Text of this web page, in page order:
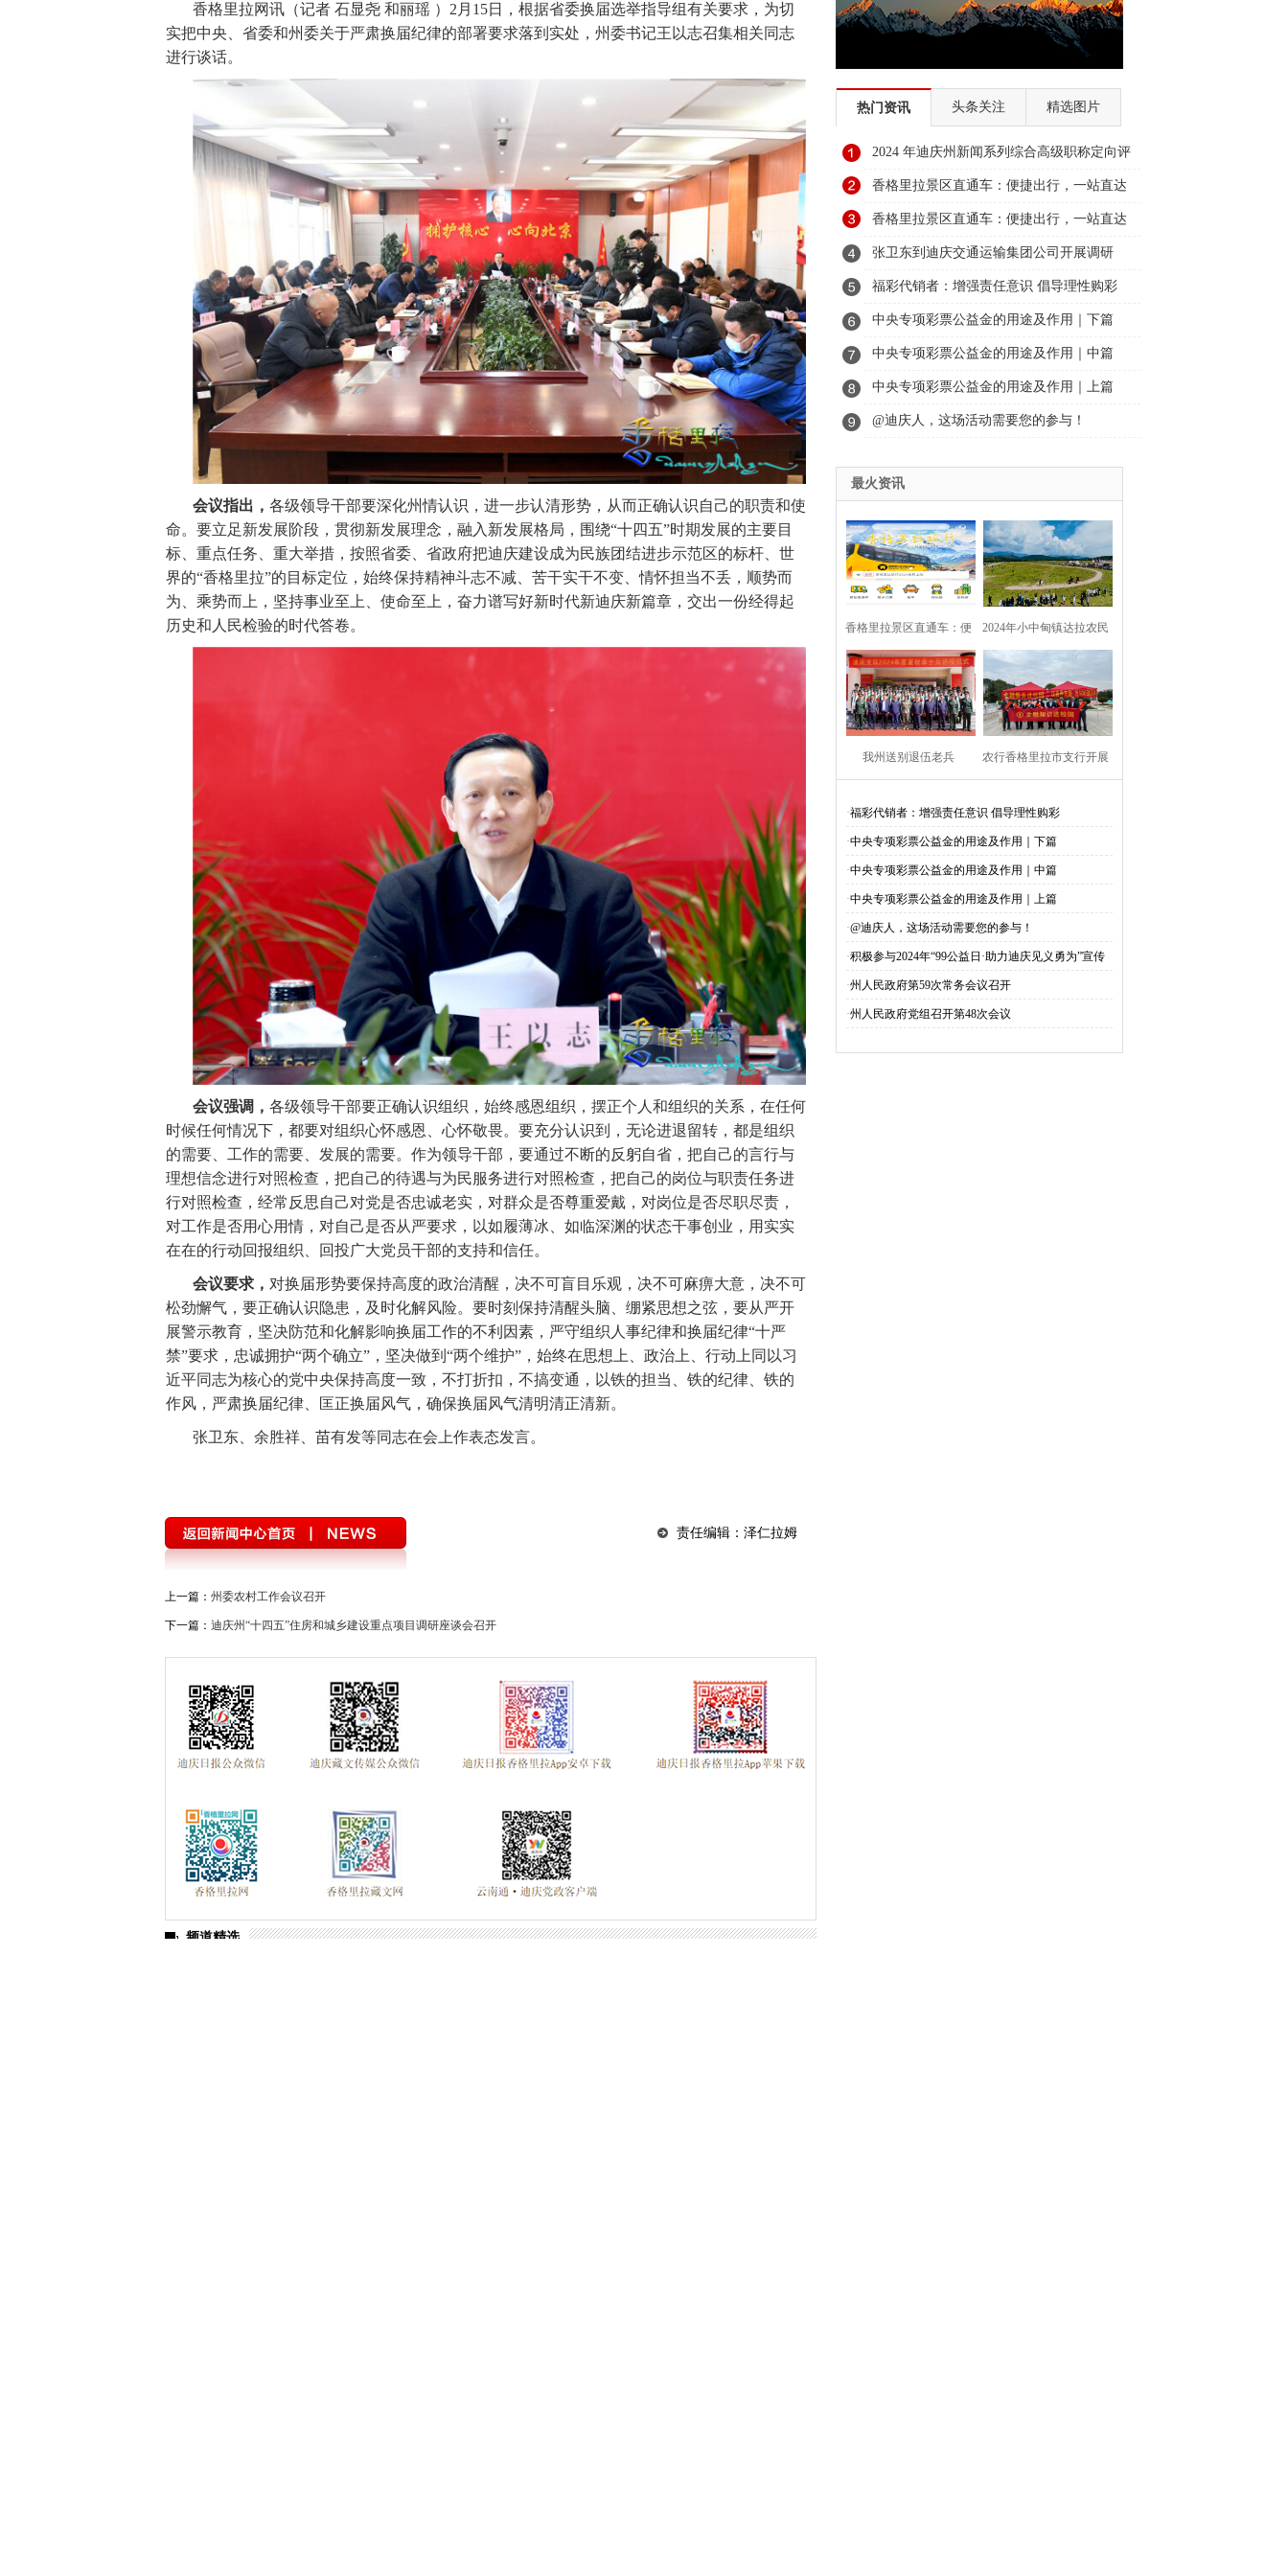
香格里拉网讯（记者 石显尧 和丽瑶 ） 2月15日，根据省委换届选举指导组有关要求，为切
实把中央、省委和州委关于严肃换届纪律的部署要求落到实处，州委书记王以志召集相关同志
进行谈话。
会议指出， 各级领导干部要深化州情认识，进一步认清形势，从而正确认识自己的职责和使
命。要立足新发展阶段，贯彻新发展理念，融入新发展格局，围绕“十四五”时期发展的主要目
标、重点任务、重大举措，按照省委、省政府把迪庆建设成为民族团结进步示范区的标杆、世
界的“香格里拉”的目标定位，始终保持精神斗志不减、苦干实干不变、情怀担当不丢，顺势而
为、乘势而上，坚持事业至上、使命至上，奋力谱写好新时代新迪庆新篇章，交出一份经得起
历史和人民检验的时代答卷。
会议强调， 各级领导干部要正确认识组织，始终感恩组织，摆正个人和组织的关系，在任何
时候任何情况下，都要对组织心怀感恩、心怀敬畏。要充分认识到，无论进退留转，都是组织
的需要、工作的需要、发展的需要。作为领导干部，要通过不断的反躬自省，把自己的言行与
理想信念进行对照检查，把自己的待遇与为民服务进行对照检查，把自己的岗位与职责任务进
行对照检查，经常反思自己对党是否忠诚老实，对群众是否尊重爱戴，对岗位是否尽职尽责，
对工作是否用心用情，对自己是否从严要求，以如履薄冰、如临深渊的状态干事创业，用实实
在在的行动回报组织、回投广大党员干部的支持和信任。
会议要求， 对换届形势要保持高度的政治清醒，决不可盲目乐观，决不可麻痹大意，决不可
松劲懈气，要正确认识隐患，及时化解风险。要时刻保持清醒头脑、绷紧思想之弦，要从严开
展警示教育，坚决防范和化解影响换届工作的不利因素，严守组织人事纪律和换届纪律“十严
禁”要求，忠诚拥护“两个确立”，坚决做到“两个维护”，始终在思想上、政治上、行动上同以习
近平同志为核心的党中央保持高度一致，不打折扣，不搞变通，以铁的担当、铁的纪律、铁的
作风，严肃换届纪律、匡正换届风气，确保换届风气清明清正清新。
张卫东、余胜祥、苗有发等同志在会上作表态发言。
责任编辑：泽仁拉姆
上一篇： 州委农村工作会议召开
下一篇： 迪庆州“十四五”住房和城乡建设重点项目调研座谈会召开
频道精选
热门资讯 头条关注 精选图片
2024 年迪庆州新闻系列综合高级职称定向评
审通过人员名单公示
香格里拉景区直通车：便捷出行，一站直达
美景
香格里拉景区直通车：便捷出行，一站直达
美景
张卫东到迪庆交通运输集团公司开展调研
福彩代销者：增强责任意识 倡导理性购彩
中央专项彩票公益金的用途及作用｜下篇
中央专项彩票公益金的用途及作用｜中篇
中央专项彩票公益金的用途及作用｜上篇
@迪庆人，这场活动需要您的参与！
最火资讯
香格里拉景区直通车：便
捷出行，一站直达美景
2024年小中甸镇达拉农民
丰收节在团结村吉达木草
原举行
我州送别退伍老兵​ 农行香格里拉市支行开展
·福彩代销者：增强责任意识 倡导理性购彩
·中央专项彩票公益金的用途及作用｜下篇
·中央专项彩票公益金的用途及作用｜中篇
·中央专项彩票公益金的用途及作用｜上篇
·@迪庆人，这场活动需要您的参与！
·积极参与2024年“99公益日·助力迪庆见义勇为”宣传
募捐活动倡议书
·州人民政府第59次常务会议召开
·州人民政府党组召开第48次会议